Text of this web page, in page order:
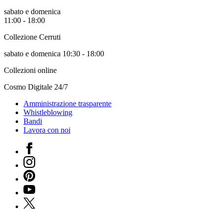
sabato e domenica
11:00 - 18:00
Collezione Cerruti
sabato e domenica 10:30 - 18:00
Collezioni online
Cosmo Digitale 24/7
Amministrazione trasparente
Whistleblowing
Bandi
Lavora con noi
Facebook
Instagram
Pinterest
YouTube
X